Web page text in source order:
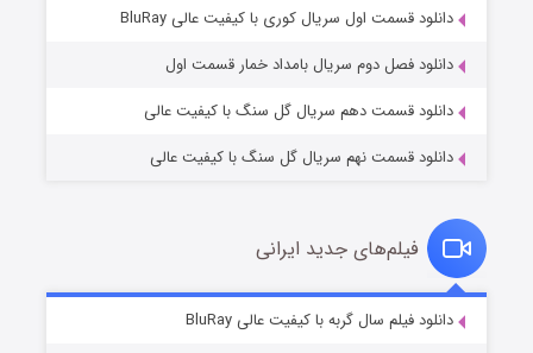
قسمت۲ (زیرنویس) منتشر شد
قسمت۲ (زیرنویس) منتشر شد
دانلود قسمت اول سریال کوری با کیفیت عالی BluRay
دانلود فصل دوم سریال بامداد خمار قسمت اول
دانلود قسمت دهم سریال گل سنگ با کیفیت عالی
دانلود قسمت نهم سریال گل سنگ با کیفیت عالی
فیلم‌های جدید ایرانی
دانلود فیلم سال گربه با کیفیت عالی BluRay